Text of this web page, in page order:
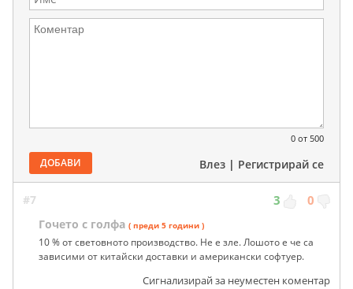
0 от 500
ДОБАВИ Влез | Регистрирай се
#7 3 0
Гочето с голфа ( преди 5 години )
10 % от световното производство. Не е зле. Лошото е че са
зависими от китайски доставки и американски софтуер.
Сигнализирай за неуместен коментар